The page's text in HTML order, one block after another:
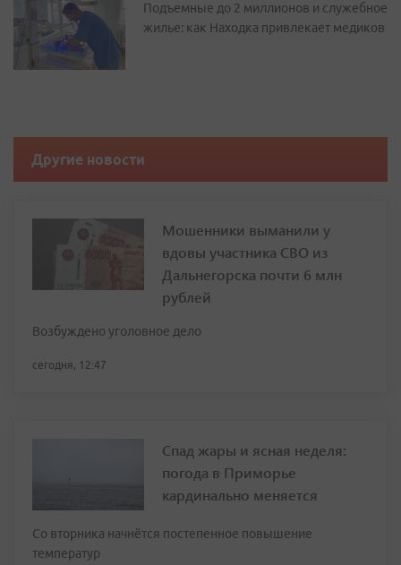
Подъемные до 2 миллионов и служебное
жилье: как Находка привлекает медиков
Другие новости
Мошенники выманили у
вдовы участника СВО из
Дальнегорска почти 6 млн
рублей
Возбуждено уголовное дело
сегодня, 12:47
Спад жары и ясная неделя:
погода в Приморье
кардинально меняется
Со вторника начнётся постепенное повышение
температур